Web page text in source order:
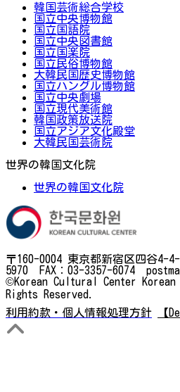
韓国芸術総合学校
国立中央博物館
国立国語院
国立中央図書館
国立国楽院
国立民俗博物館
大韓民国歴史博物館
国立ハングル博物館
国立中央劇場
国立現代美術館
韓国政策放送院
国立アジア文化殿堂
大韓民国芸術院
世界の韓国文化院
世界の韓国文化院
〒160-0004 東京都新宿区四谷4-
5970 FAX：03-3357-6074
©Korean Cultural Center Korean
Rights Reserved.
利用約款・個人情報処理方針
【